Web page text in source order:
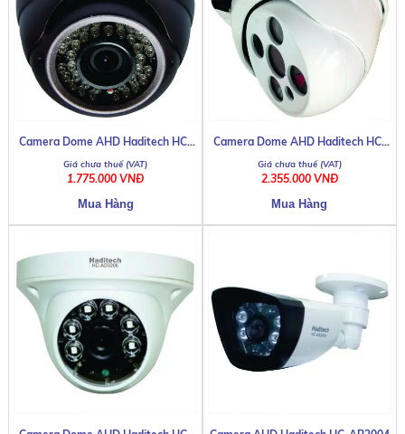
Camera Dome AHD Haditech HC-
ID8036
1.775.000 VNĐ
Camera Dome AHD Haditech HC-
AD3204
2.355.000 VNĐ